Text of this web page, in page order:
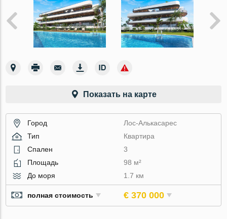
Показать на карте
Город
Лос-Алькасарес
Тип
Квартира
Спален
3
Площадь
98 м²
До моря
1.7 км
полная стоимость € 370 000